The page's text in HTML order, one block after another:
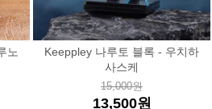
노
Keeppley 나루토 블록 - 우치하
사스케
15,000원
13,500원